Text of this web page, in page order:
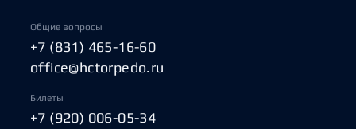
Общие вопросы
+7 (831) 465-16-60
office@hctorpedo.ru
Билеты
+7 (920) 006-05-34